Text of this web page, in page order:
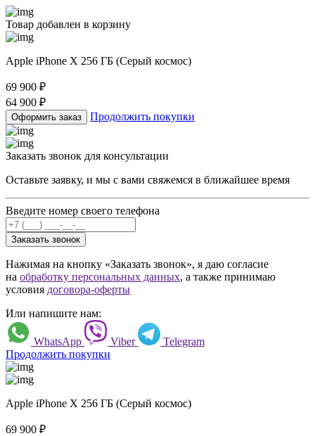
Товар добавлен в корзину
Apple iPhone X 256 ГБ (Серый космос)
69 900 ₽
64 900 ₽
Оформить заказ Продолжить покупки
Заказать звонок для консультации
Оставьте заявку, и мы с вами свяжемся в ближайшее время
Введите номер своего телефона
Заказать звонок
Нажимая на кнопку «Заказать звонок», я даю согласие
на обработку персональных данных, а также принимаю
условия договора-оферты
Или напишите нам:
WhatsApp Viber
Telegram
Продолжить покупки
Apple iPhone X 256 ГБ (Серый космос)
69 900 ₽